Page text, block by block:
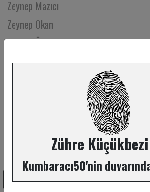
Zeynep Mazıcı
Zeynep Okan
Zeynep Ünal
Ziya Demirel
Zühre
Kumbaracı50'nin